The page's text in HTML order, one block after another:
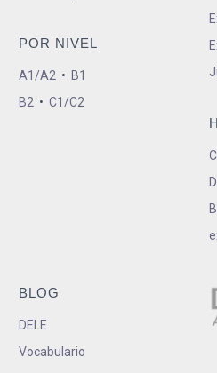
POR NIVEL
A1/A2 • B1
B2 • C1/C2
BLOG
DELE
Vocabulario